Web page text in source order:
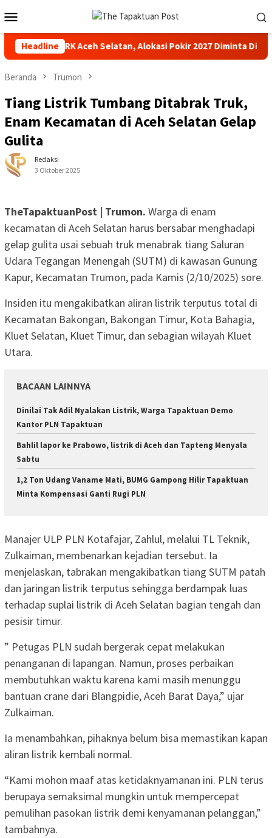
ke
kontenMobile
HeadlineDPRK Aceh Selatan, Alokasi Pokir 2027 Diminta
Beranda Trumon
Tiang Listrik Tumbang Ditabrak Truk,
Enam Kecamatan di Aceh Selatan Gelap
Gulita
Redaksi
3 Oktober 2025
TheTapaktuanPost | Trumon. Warga di enam
kecamatan di Aceh Selatan harus bersabar menghadapi
gelap gulita usai sebuah truk menabrak tiang Saluran
Udara Tegangan Menengah (SUTM) di kawasan Gunung
Kapur, Kecamatan Trumon, pada Kamis (2/10/2025) sore.
Insiden itu mengakibatkan aliran listrik terputus total di
Kecamatan Bakongan, Bakongan Timur, Kota Bahagia,
Kluet Selatan, Kluet Timur, dan sebagian wilayah Kluet
Utara.
BACAAN LAINNYA
Dinilai Tak Adil Nyalakan Listrik, Warga Tapaktuan Demo
Kantor PLN Tapaktuan
Bahlil lapor ke Prabowo, listrik di Aceh dan Tapteng Menyala
Sabtu
1,2 Ton Udang Vaname Mati, BUMG Gampong Hilir Tapaktuan
Minta Kompensasi Ganti Rugi PLN
Manajer ULP PLN Kotafajar, Zahlul, melalui TL Teknik,
Zulkaiman, membenarkan kejadian tersebut. Ia
menjelaskan, tabrakan mengakibatkan tiang SUTM patah
dan jaringan listrik terputus sehingga berdampak luas
terhadap suplai listrik di Aceh Selatan bagian tengah dan
pesisir timur.
” Petugas PLN sudah bergerak cepat melakukan
penanganan di lapangan. Namun, proses perbaikan
membutuhkan waktu karena kami masih menunggu
bantuan crane dari Blangpidie, Aceh Barat Daya,” ujar
Zulkaiman.
Ia menambahkan, pihaknya belum bisa memastikan kapan
aliran listrik kembali normal.
“Kami mohon maaf atas ketidaknyamanan ini. PLN terus
berupaya semaksimal mungkin untuk mempercepat
pemulihan pasokan listrik demi kenyamanan pelanggan,”
tambahnya.